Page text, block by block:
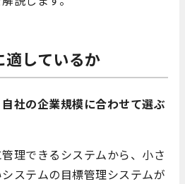
しているか
自社の企業規模に合わせて選ぶ
理できるシステムから、小さ
ステムの目標管理システムが